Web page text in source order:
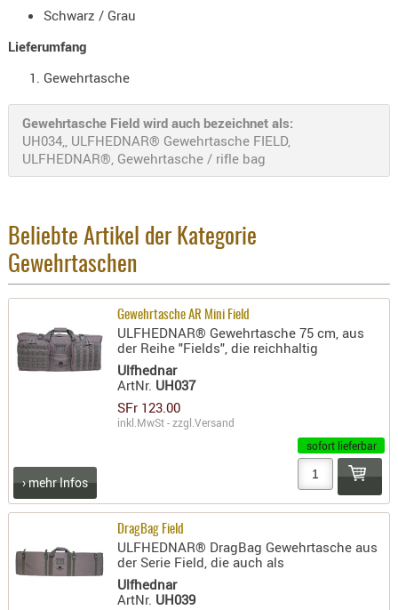
TRAGE-,
UND
BÜRSTEN
PATCHES
PELLETS
Schwarz / Grau
Lieferumfang
Gewehrtasche
Gewehrtasche Field wird auch bezeichnet als:
UH034,, ULFHEDNAR® Gewehrtasche FIELD,
ULFHEDNAR®, Gewehrtasche / rifle bag
Beliebte Artikel der Kategorie
Gewehrtaschen
Gewehrtasche AR Mini Field
ULFHEDNAR® Gewehrtasche 75 cm, aus
der Reihe "Fields", die reichhaltig
Ulfhednar
ArtNr. UH037
SFr 123.00
inkl.MwSt - zzgl.Versand
sofort lieferbar
› mehr Infos
DragBag Field
ULFHEDNAR® DragBag Gewehrtasche aus
der Serie Field, die auch als
Ulfhednar
ArtNr. UH039